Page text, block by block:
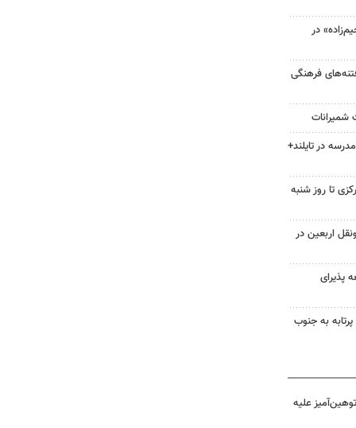
در
فرهنگی
شمیرانات
در تایلند+
تا روز شنبه
اربعین در
پذیرای
یونیفل: اسرائیل در یک روز ۱۱۳ پرتابه به جنوب
علیه